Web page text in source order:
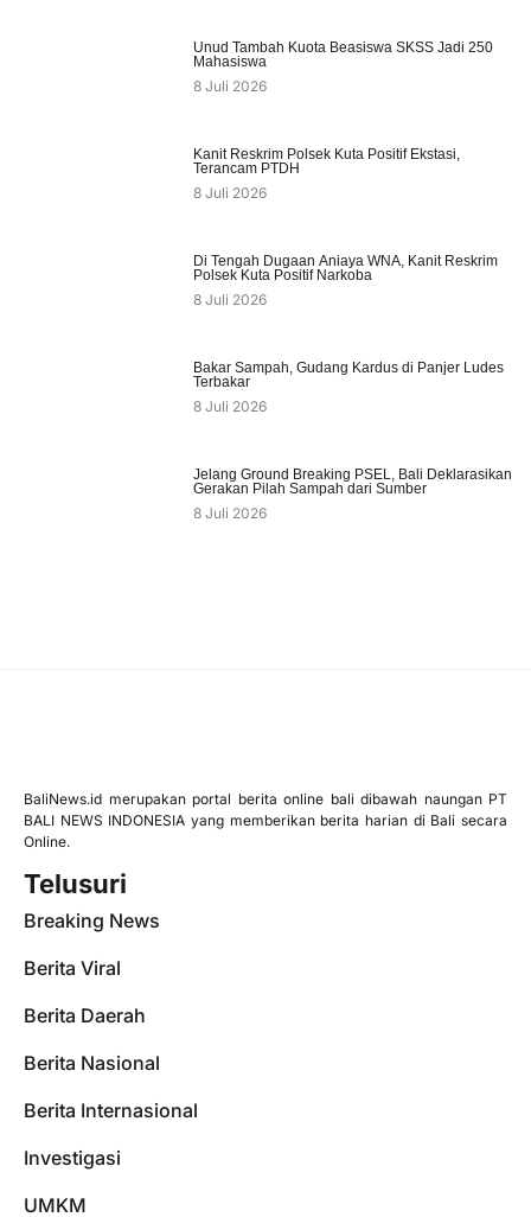
Unud Tambah Kuota Beasiswa SKSS Jadi 250
Mahasiswa
8 Juli 2026
Kanit Reskrim Polsek Kuta Positif Ekstasi,
Terancam PTDH
8 Juli 2026
Di Tengah Dugaan Aniaya WNA, Kanit Reskrim
Polsek Kuta Positif Narkoba
8 Juli 2026
Bakar Sampah, Gudang Kardus di Panjer Ludes
Terbakar
8 Juli 2026
Jelang Ground Breaking PSEL, Bali Deklarasikan
Gerakan Pilah Sampah dari Sumber
8 Juli 2026
BaliNews.id merupakan portal berita online bali dibawah naungan PT
BALI NEWS INDONESIA yang memberikan berita harian di Bali secara
Online.
Telusuri
Breaking News
Berita Viral
Berita Daerah
Berita Nasional
Berita Internasional
Investigasi
UMKM